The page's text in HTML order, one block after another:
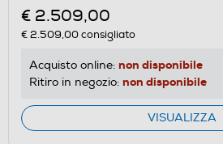
€ 2.509,00
€ 2.509,00consigliato
Acquisto online: non disponibile
Ritiro in negozio: non disponibile
VISUALIZZA